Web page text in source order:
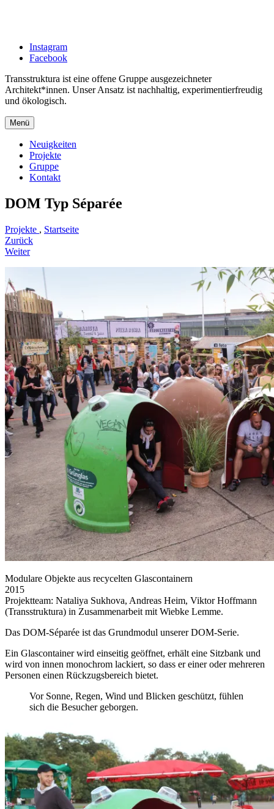
Instagram
Facebook
Transstruktura ist eine offene Gruppe ausgezeichneter
Architekt*innen. Unser Ansatz ist nachhaltig, experimentierfreudig
und ökologisch.
Menü
Neuigkeiten
Projekte
Gruppe
Kontakt
DOM Typ Séparée
Natascha
Sukhova
Juni
6,
2016März
Projekte , Startseite
Beitragsnavigation
Zurück
Weiter
Modulare Objekte aus recycelten Glascontainern
2015
Projektteam: Nataliya Sukhova, Andreas Heim, Viktor Hoffmann
(Transstruktura) in Zusammenarbeit mit Wiebke Lemme.
Das DOM-Séparée ist das Grundmodul unserer DOM-Serie.
Ein Glascontainer wird einseitig geöffnet, erhält eine Sitzbank und
wird von innen monochrom lackiert, so dass er einer oder mehreren
Personen einen Rückzugsbereich bietet.
Vor Sonne, Regen, Wind und Blicken geschützt, fühlen
sich die Besucher geborgen.